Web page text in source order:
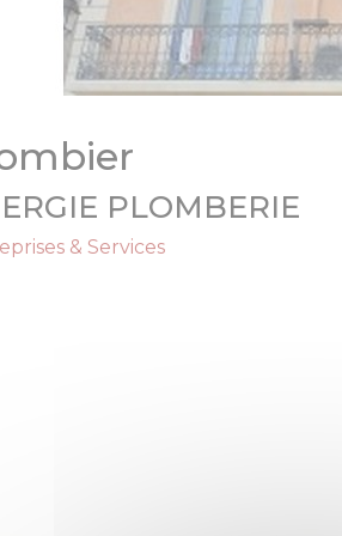
PLOMBERIE
& Services